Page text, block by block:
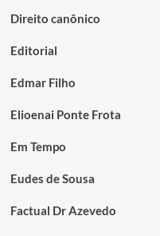
Direito canônico
Editorial
Edmar Filho
Elioenai Ponte Frota
Em Tempo
Eudes de Sousa
Factual Dr Azevedo